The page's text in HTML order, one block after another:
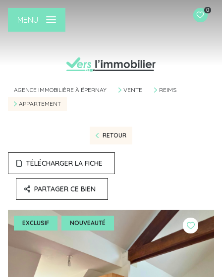
0
MENU
AGENCE IMMOBILIÈRE À ÉPERNAY VENTE
REIMS
APPARTEMENT
RETOUR
TÉLÉCHARGER LA FICHE
PARTAGER CE BIEN
EXCLUSIF NOUVEAUTÉ